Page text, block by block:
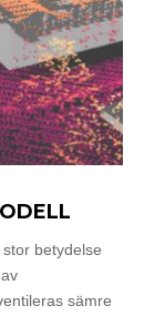
betydelse
sämre